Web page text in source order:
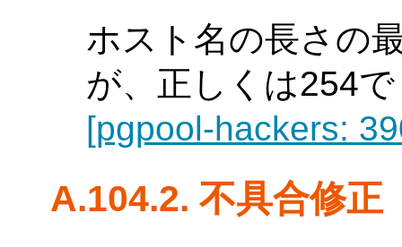
ホスト名の長さの
が、正しくは254
[pgpool-hackers:
A.104.2. 不具合修正